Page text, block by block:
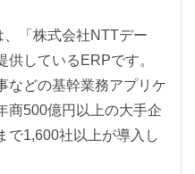
、「株式会社NTTデー
供しているERPです。
などの基幹業務アプリケ
商500億円以上の大手企
で1,600社以上が導入し